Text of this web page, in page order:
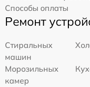
Способы оплаты
Ремонт
Стиральных
машин
Морозильных
камер